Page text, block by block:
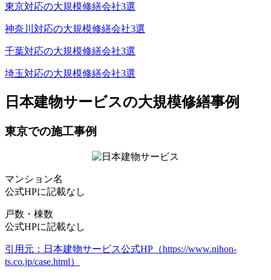
東京対応の大規模修繕会社3選
神奈川対応の大規模修繕会社3選
千葉対応の大規模修繕会社3選
埼玉対応の大規模修繕会社3選
日本建物サービスの大規模修繕事例
東京での施工事例
マンション名
公式HPに記載なし
戸数・棟数
公式HPに記載なし
引用元：日本建物サービス公式HP（https://www.nihon-
ts.co.jp/case.html）